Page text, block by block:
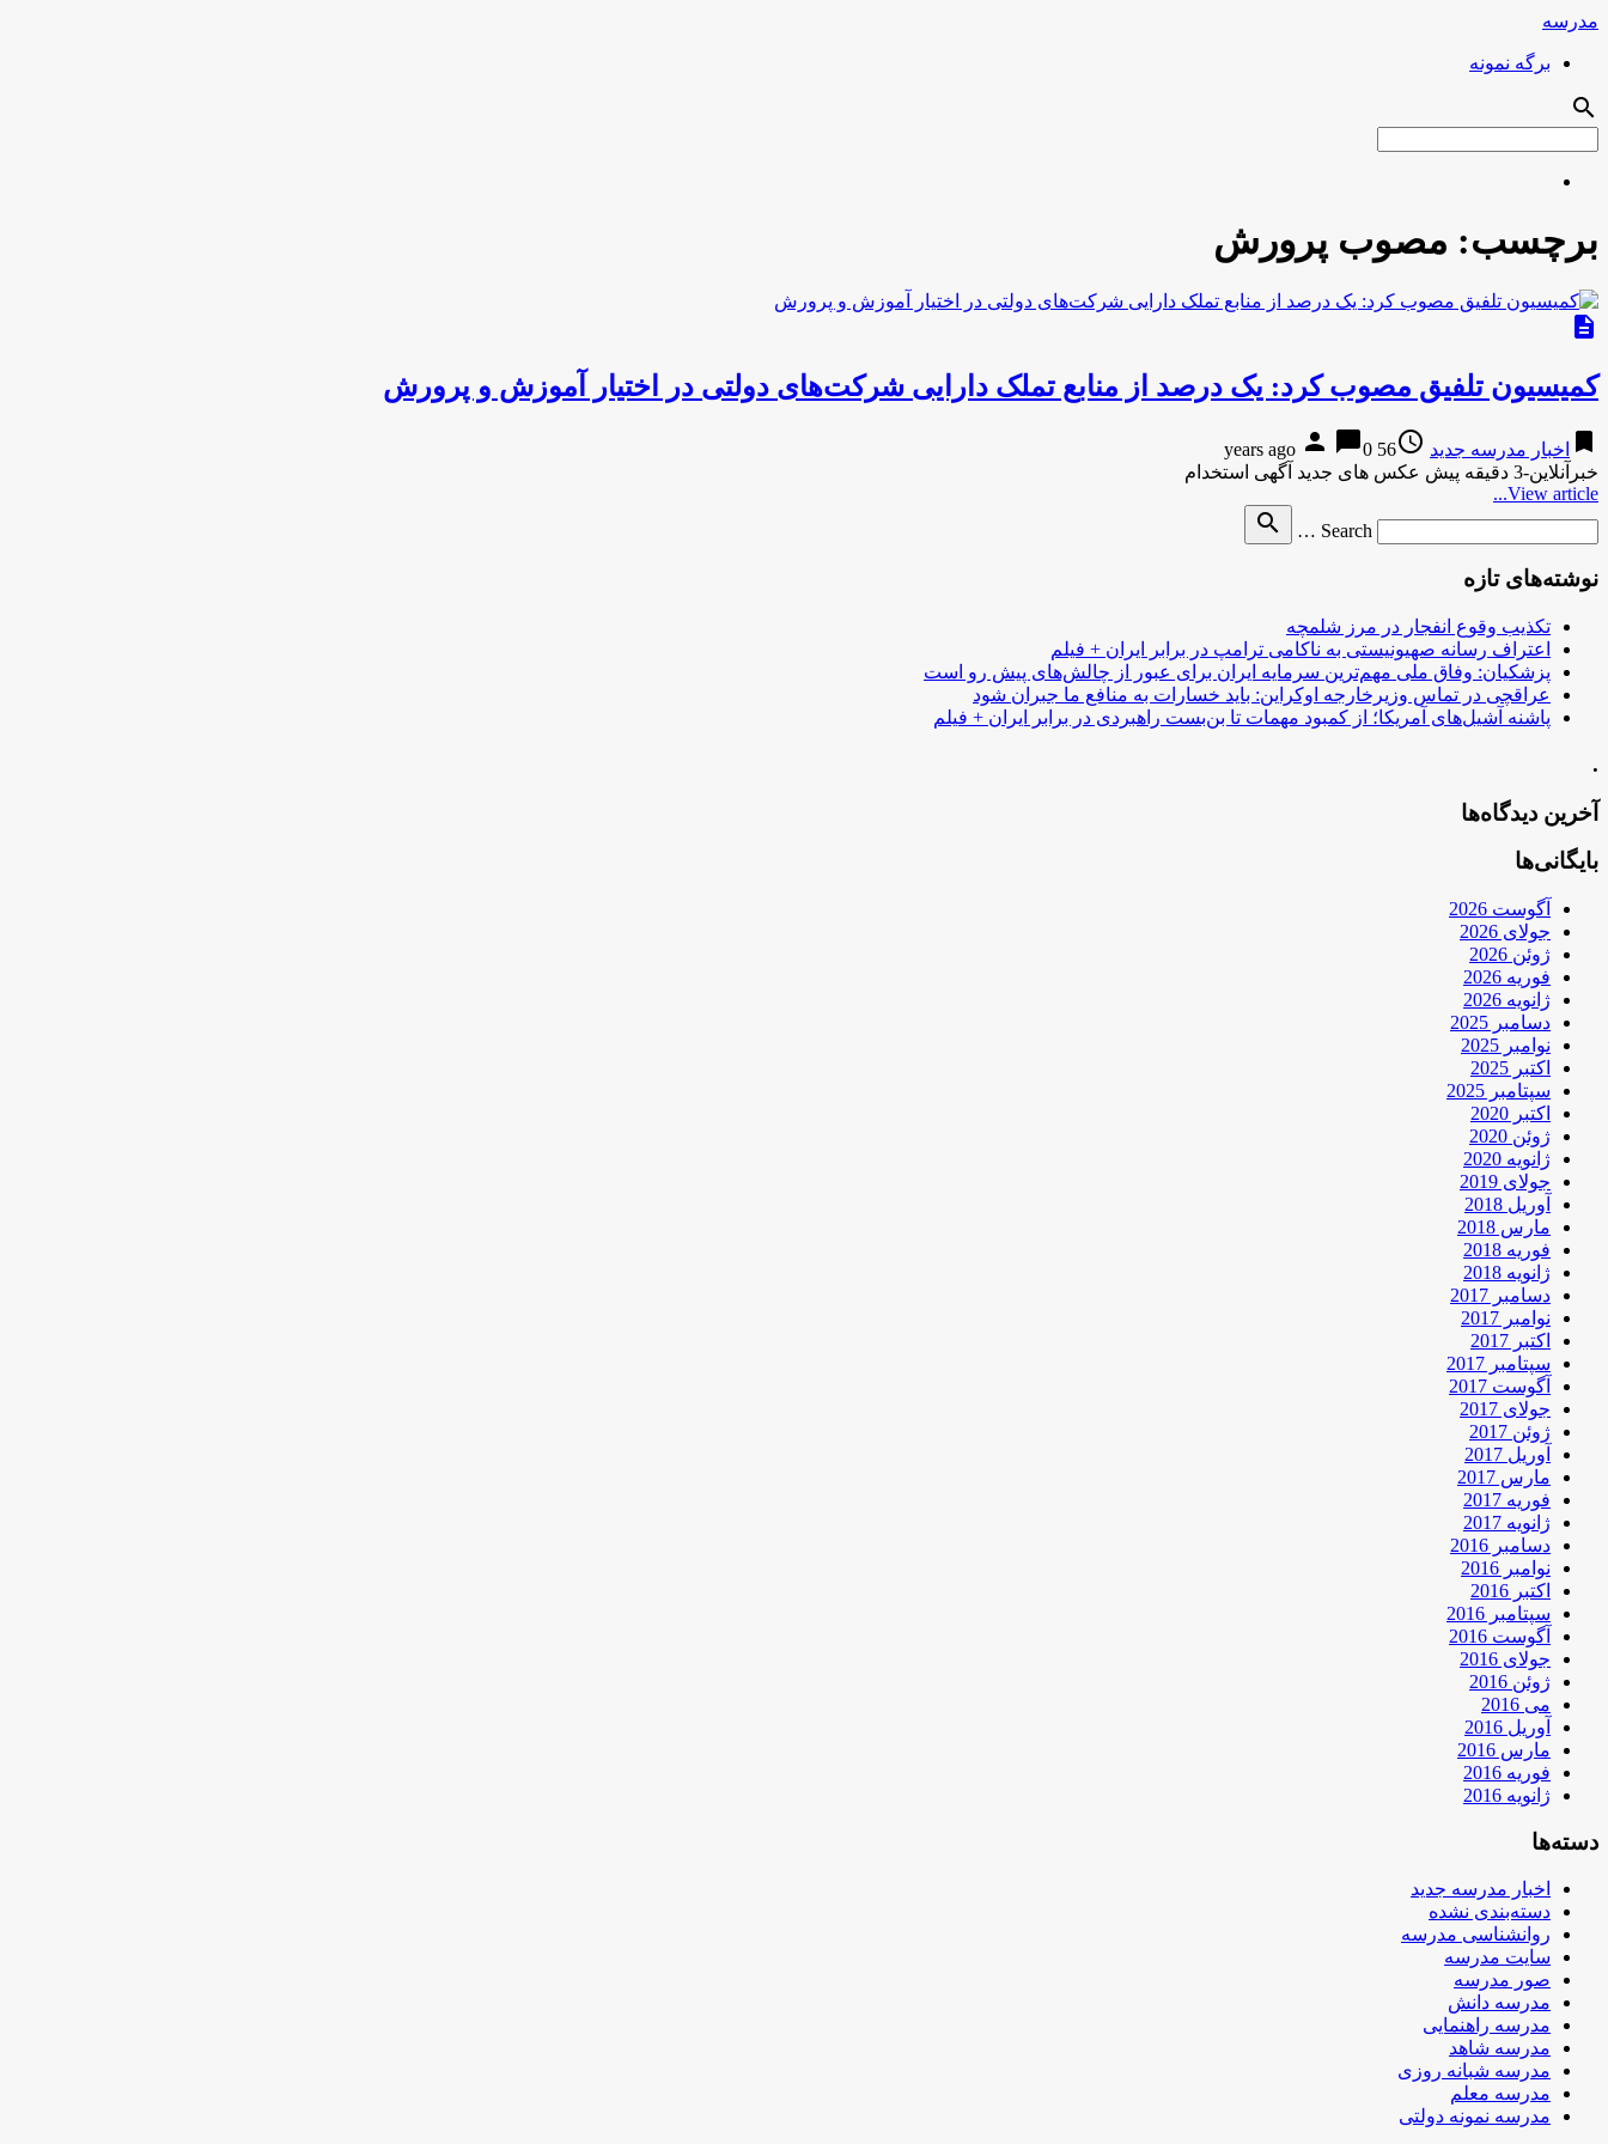
مدرسه
برگه نمونه
search
برچسب: مصوب پرورش
description
کمیسیون تلفیق مصوب کرد: یک درصد از منابع تملک دارایی شرکت‌های دولتی در اختیار آموزش و پرورش
bookmark اخبار مدرسه جدید access_time
56 years ago
person chat_bubble0
خبرآنلاین-3 دقیقه پیش عکس های جدید آگهی استخدام
View article...
Search …
search
نوشته‌های تازه
تکذیب وقوع انفجار در مرز شلمچه
اعتراف رسانه صهیونیستی به ناکامی ترامپ در برابر ایران + فیلم
پزشکیان: وفاق ملی مهم‌ترین سرمایه ایران برای عبور از چالش‌های پیش رو است
عراقچی در تماس وزیرخارجه اوکراین: باید خسارات به منافع ما جبران شود
پاشنه آشیل‌های آمریکا؛ از کمبود مهمات تا بن‌بست راهبردی در برابر ایران + فیلم
.
آخرین دیدگاه‌ها
بایگانی‌ها
آگوست 2026
جولای 2026
ژوئن 2026
فوریه 2026
ژانویه 2026
دسامبر 2025
نوامبر 2025
اکتبر 2025
سپتامبر 2025
اکتبر 2020
ژوئن 2020
ژانویه 2020
جولای 2019
آوریل 2018
مارس 2018
فوریه 2018
ژانویه 2018
دسامبر 2017
نوامبر 2017
اکتبر 2017
سپتامبر 2017
آگوست 2017
جولای 2017
ژوئن 2017
آوریل 2017
مارس 2017
فوریه 2017
ژانویه 2017
دسامبر 2016
نوامبر 2016
اکتبر 2016
سپتامبر 2016
آگوست 2016
جولای 2016
ژوئن 2016
می 2016
آوریل 2016
مارس 2016
فوریه 2016
ژانویه 2016
دسته‌ها
اخبار مدرسه جدید
دسته‌بندی نشده
روانشناسی مدرسه
سایت مدرسه
صور مدرسه
مدرسه دانش
مدرسه راهنمایی
مدرسه شاهد
مدرسه شبانه روزی
مدرسه معلم
مدرسه نمونه دولتی